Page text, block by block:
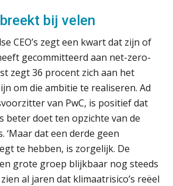
bij velen
CEO’s zegt een kwart dat zijn of
gecommitteerd aan net-zero-
zegt 36 procent zich aan het
om die ambitie te realiseren. Ad
van PwC, is positief dat
beter doet ten opzichte van de
‘Maar dat een derde geen
te hebben, is zorgelijk. De
grote groep blijkbaar nog steeds
al jaren dat klimaatrisico’s reëel
je kwartaalafsluiting. Dit wel.
Uitspraak Hoge Raad: subsidie voor
tuchtrechtspraak advocatuur is
belast met btw
Informer Money genomineerd voor
Best FinTech Startup of the Year
België
Wwft-compliance in 2026: doen we
het beter dan vorig jaar?
ICT & AI | Volledig automatische
factuurverwerking: zo kom je er